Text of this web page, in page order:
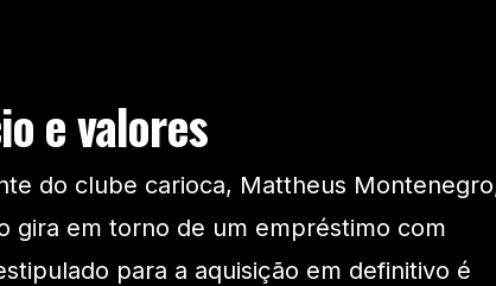
e valores
do clube carioca, Mattheus
gira em torno de um empréstimo com
para a aquisição em definitivo é